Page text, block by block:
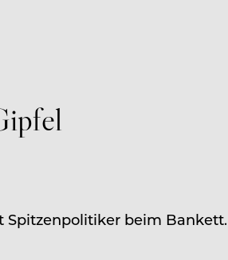
Spitzenpolitiker beim Bankett.